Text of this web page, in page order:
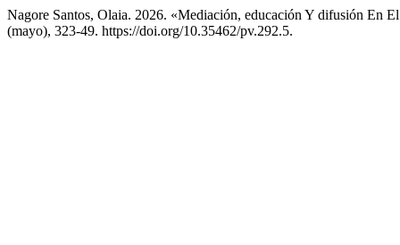
Nagore Santos, Olaia. 2026. «Mediación, educación Y difusión En
(mayo), 323-49. https://doi.org/10.35462/pv.292.5.